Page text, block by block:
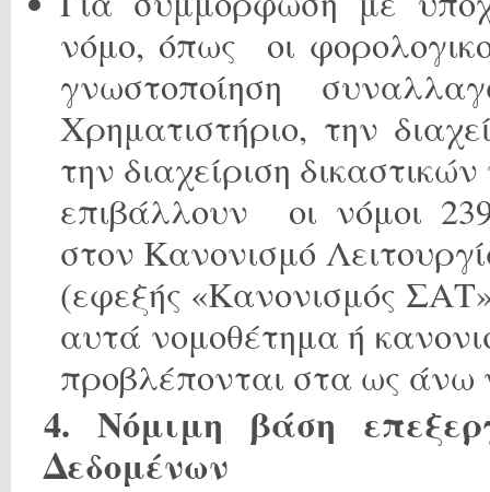
νόμο, όπως οι
γνωστοποίηση
Χρηματιστήριο, την
την διαχείριση
επιβάλλουν οι νόμοι
στον Κανονισμό
(εφεξής «Κανονισμός
αυτά νομοθέτημα ή
προβλέπονται στα ως άνω
4. Νόμιμη βάση
Δεδομένων